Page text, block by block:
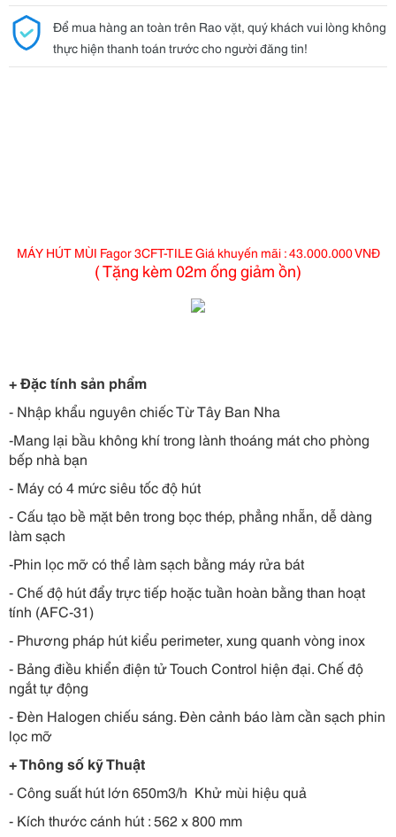
Để mua hàng an toàn trên Rao vặt, quý khách vui lòng không
thực hiện thanh toán trước cho người đăng tin!
MÁY HÚT MÙI Fagor 3CFT-TILEGiá khuyến mãi : 43.000.000 VNĐ
( Tặng kèm 02m ống giảm ồn)
+ Đặc tính sản phẩm
- Nhập khẩu nguyên chiếc Từ Tây Ban Nha
-Mang lại bầu không khí trong lành thoáng mát cho phòng
bếp nhà bạn
- Máy có 4 mức siêu tốc độ hút
- Cấu tạo bề mặt bên trong bọc thép, phẳng nhẵn, dễ dàng
làm sạch
-Phin lọc mỡ có thể làm sạch bằng máy rửa bát
- Chế độ hút đẩy trực tiếp hoặc tuần hoàn bằng than hoạt
tính (AFC-31)
- Phương pháp hút kiểu perimeter, xung quanh vòng inox
- Bảng điều khiển điện tử Touch Control hiện đại. Chế độ
ngắt tự động
- Ðèn Halogen chiếu sáng. Ðèn cảnh báo làm cần sạch phin
lọc mỡ
+ Thông số kỹ Thuật
- Công suất hút lớn 650m3/h Khử mùi hiệu quả
- Kích thước cánh hút : 562 x 800 mm